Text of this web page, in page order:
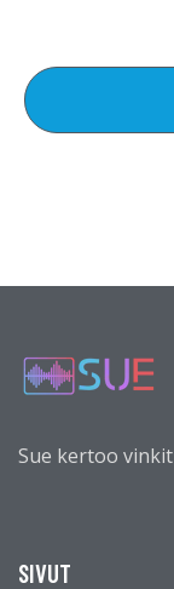
Sue kertoo
SIVUT